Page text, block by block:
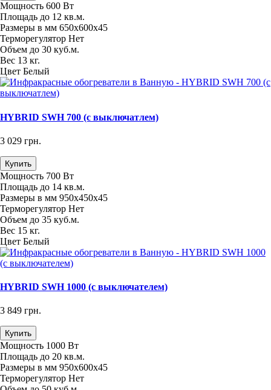
Мощность 600 Вт
Площадь до 12 кв.м.
Размеры в мм 650х600х45
Терморегулятор Нет
Объем до 30 куб.м.
Вес 13 кг.
Цвет Белый
HYBRID SWH 700 (с выключатлем)
3 029 грн.
Купить
Мощность 700 Вт
Площадь до 14 кв.м.
Размеры в мм 950х450х45
Терморегулятор Нет
Объем до 35 куб.м.
Вес 15 кг.
Цвет Белый
HYBRID SWH 1000 (с выключателем)
3 849 грн.
Купить
Мощность 1000 Вт
Площадь до 20 кв.м.
Размеры в мм 950х600х45
Терморегулятор Нет